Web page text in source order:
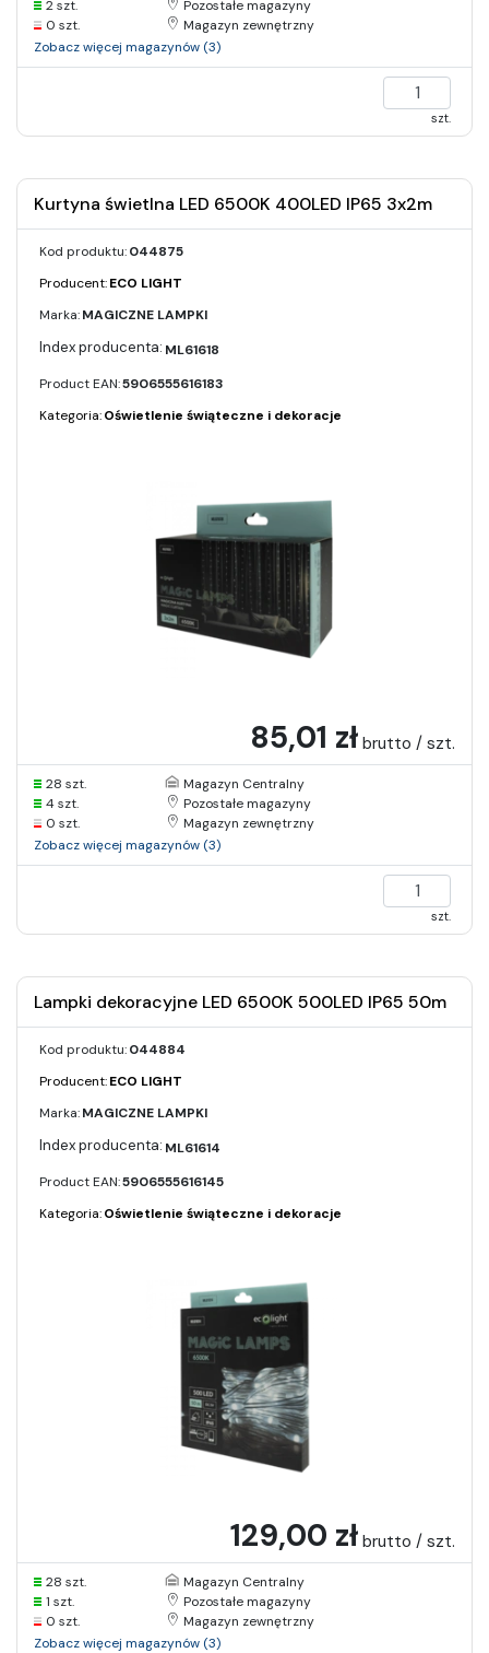
2 szt.
Pozostałe magazyny
0 szt.
Magazyn zewnętrzny
Zobacz więcej magazynów (3)
szt.
Kurtyna świetlna LED 6500K 400LED IP65 3x2m
Kod produktu:044875
Producent:ECO LIGHT
Marka:MAGICZNE LAMPKI
ML61618
Product EAN:5906555616183
Kategoria:Oświetlenie świąteczne i dekoracje
85,01 zł brutto / szt.
28 szt.
Magazyn Centralny
4 szt.
Pozostałe magazyny
0 szt.
Magazyn zewnętrzny
Zobacz więcej magazynów (3)
szt.
Lampki dekoracyjne LED 6500K 500LED IP65 50m
Kod produktu:044884
Producent:ECO LIGHT
Marka:MAGICZNE LAMPKI
ML61614
Product EAN:5906555616145
Kategoria:Oświetlenie świąteczne i dekoracje
129,00 zł brutto / szt.
28 szt.
Magazyn Centralny
1 szt.
Pozostałe magazyny
0 szt.
Magazyn zewnętrzny
Zobacz więcej magazynów (3)